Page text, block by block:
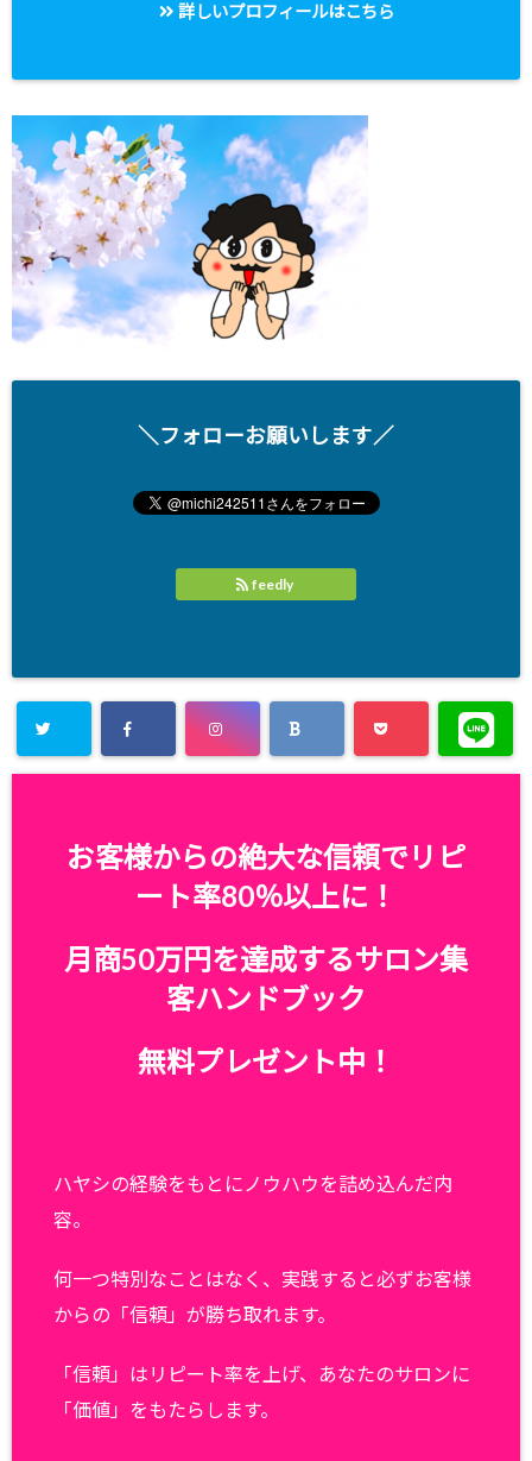
詳しいプロフィールはこちら
＼フォローお願いします／
feedly
お客様からの絶大な信頼でリピ
ート率80％以上に！
月商50万円を達成するサロン集
客ハンドブック
無料プレゼント中！
ハヤシの経験をもとにノウハウを詰め込んだ内
容。
何一つ特別なことはなく、実践すると必ずお客様
からの「信頼」が勝ち取れます。
「信頼」はリピート率を上げ、あなたのサロンに
「価値」をもたらします。